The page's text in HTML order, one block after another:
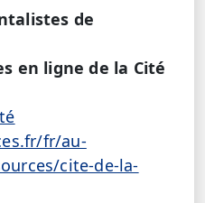
de
en ligne de la Cité
fr/au-
cite-de-la-